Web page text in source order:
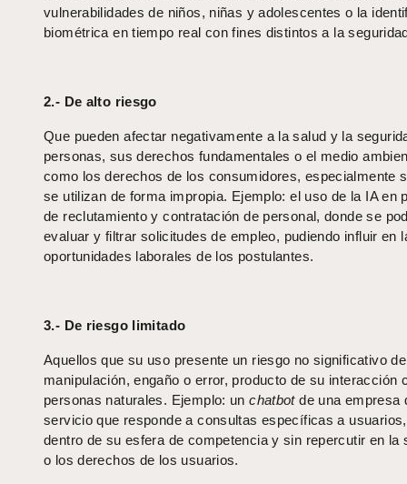
vulnerabilidades de niños, niñas y adolescentes o la
biométrica en tiempo real con fines distintos a la
2.- De alto riesgo
Que pueden afectar negativamente a la salud y la
personas, sus derechos fundamentales o el medio
como los derechos de los consumidores, especialmente
se utilizan de forma impropia. Ejemplo: el uso de la IA en
de reclutamiento y contratación de personal, donde se
evaluar y filtrar solicitudes de empleo, pudiendo influir en
oportunidades laborales de los postulantes.
3.- De riesgo limitado
Aquellos que su uso presente un riesgo no significativo de
manipulación, engaño o error, producto de su interacción
personas naturales. Ejemplo: unchatbotde una empresa
servicio que responde a consultas específicas a
dentro de su esfera de competencia y sin repercutir en la
o los derechos de los usuarios.